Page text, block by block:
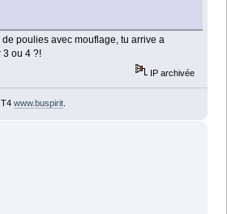
poulies avec mouflage, tu arrive a
3 ou 4 ?!
IP archivée
www.buspirit.